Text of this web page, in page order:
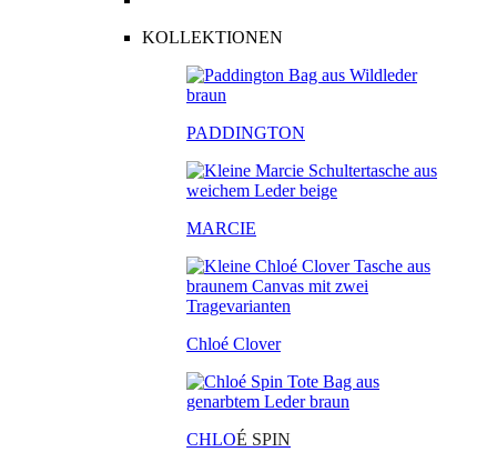
KOLLEKTIONEN
PADDINGTON
MARCIE
Chloé Clover
CHLOÉ SPIN